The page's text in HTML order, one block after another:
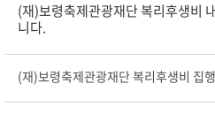
(재)보령축제관광재단 복리후생비
니다.
(재)보령축제관광재단 복리후생비